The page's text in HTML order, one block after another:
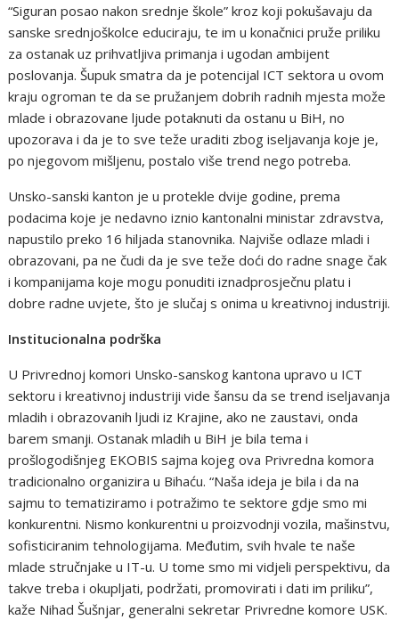
“Siguran posao nakon srednje škole” kroz koji pokušavaju da
sanske srednjoškolce educiraju, te im u konačnici pruže priliku
za ostanak uz prihvatljiva primanja i ugodan ambijent
poslovanja. Šupuk smatra da je potencijal ICT sektora u ovom
kraju ogroman te da se pružanjem dobrih radnih mjesta može
mlade i obrazovane ljude potaknuti da ostanu u BiH, no
upozorava i da je to sve teže uraditi zbog iseljavanja koje je,
po njegovom mišljenu, postalo više trend nego potreba.
Unsko-sanski kanton je u protekle dvije godine, prema
podacima koje je nedavno iznio kantonalni ministar zdravstva,
napustilo preko 16 hiljada stanovnika. Najviše odlaze mladi i
obrazovani, pa ne čudi da je sve teže doći do radne snage čak
i kompanijama koje mogu ponuditi iznadprosječnu platu i
dobre radne uvjete, što je slučaj s onima u kreativnoj industriji.
Institucionalna podrška
U Privrednoj komori Unsko-sanskog kantona upravo u ICT
sektoru i kreativnoj industriji vide šansu da se trend iseljavanja
mladih i obrazovanih ljudi iz Krajine, ako ne zaustavi, onda
barem smanji. Ostanak mladih u BiH je bila tema i
prošlogodišnjeg EKOBIS sajma kojeg ova Privredna komora
tradicionalno organizira u Bihaću. “Naša ideja je bila i da na
sajmu to tematiziramo i potražimo te sektore gdje smo mi
konkurentni. Nismo konkurentni u proizvodnji vozila, mašinstvu,
sofisticiranim tehnologijama. Međutim, svih hvale te naše
mlade stručnjake u IT-u. U tome smo mi vidjeli perspektivu, da
takve treba i okupljati, podržati, promovirati i dati im priliku”,
kaže Nihad Šušnjar, generalni sekretar Privredne komore USK.